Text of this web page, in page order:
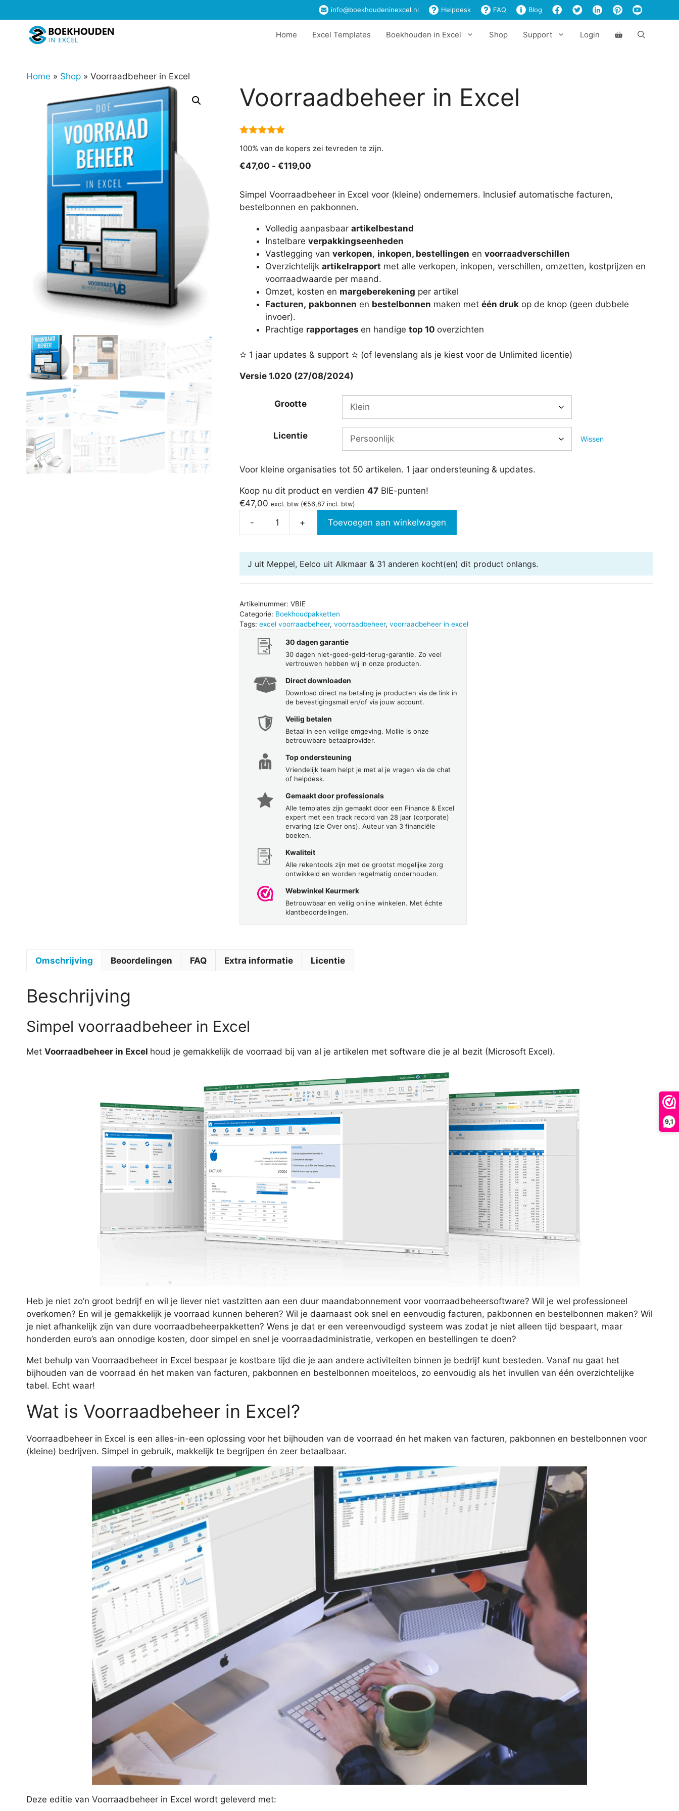
9,1
naar
info@boekhoudeninexcel.nl Helpdesk FAQ Blog
Home Excel Templates Boekhouden in Excel Shop Support Login
Home » Shop » Voorraadbeheer in Excel
Voorraadbeheer in Excel
100% van de kopers zei tevreden te zijn.
€47,00 - €119,00Prijsklasse:
tot
€119,00
Simpel Voorraadbeheer in Excel voor (kleine) ondernemers. Inclusief automatische facturen,
bestelbonnen en pakbonnen.
Volledig aanpasbaar artikelbestand
Instelbare verpakkingseenheden
Vastlegging van verkopen, inkopen, bestellingen en voorraadverschillen
Overzichtelijk artikelrapport met alle verkopen, inkopen, verschillen, omzetten, kostprijzen en
voorraadwaarde per maand.
Omzet, kosten en margeberekening per artikel
Facturen, pakbonnen en bestelbonnen maken met één drukop de knop (geen dubbele
invoer).
Prachtige rapportages en handige top 10 overzichten
✫ 1 jaar updates & support ✫ (of levenslang als je kiest voor de Unlimited licentie)
Versie 1.020 (27/08/2024)
Grootte
Licentie Wissen
Voor kleine organisaties tot 50 artikelen. 1 jaar ondersteuning & updates.
Koop nu dit product en verdien 47BIE-punten!
€47,00 excl. btw (€56,87incl. btw)
-
Voorraadbeheer
Excel
aantal
+ Toevoegen aan winkelwagen
J uit Meppel, Eelco uit Alkmaar & 31 anderenkocht(en) dit product onlangs.
Artikelnummer: VBIE
Categorie: Boekhoudpakketten
Tags: excel voorraadbeheer, voorraadbeheer, voorraadbeheer in excel
30 dagen garantie
30 dagen niet-goed-geld-terug-garantie. Zo veel
vertrouwen hebben wij in onze producten.
Direct downloaden
Download direct na betaling je producten via de link in
de bevestigingsmail en/of via jouw account.
Veilig betalen
Betaal in een veilige omgeving. Mollie is onze
betrouwbare betaalprovider.
Top ondersteuning
Vriendelijk team helpt je met al je vragen via de chat
of helpdesk.
Gemaakt door professionals
Alle templates zijn gemaakt door een Finance & Excel
expert met een track record van 28 jaar (corporate)
ervaring (zie Over ons). Auteur van 3 financiële
boeken.
Kwaliteit
Alle rekentools zijn met de grootst mogelijke zorg
ontwikkeld en worden regelmatig onderhouden.
Webwinkel Keurmerk
Betrouwbaar en veilig online winkelen. Met échte
klantbeoordelingen.
Omschrijving Beoordelingen FAQ Extra informatie Licentie
Beschrijving
Simpel voorraadbeheer in Excel
Met Voorraadbeheer in Excel houd je gemakkelijk de voorraad bij van al je artikelen met software die je al bezit (Microsoft Excel).
Heb je niet zo’n groot bedrijf en wil je liever niet vastzitten aan een duur maandabonnement voor voorraadbeheersoftware? Wil je wel professioneel
overkomen? En wil je gemakkelijk je voorraad kunnen beheren? Wil je daarnaast ook snel en eenvoudig facturen, pakbonnen en bestelbonnen maken? Wil
je niet afhankelijk zijn van dure voorraadbeheerpakketten? Wens je dat er een vereenvoudigd systeem was zodat je niet alleen tijd bespaart, maar
honderden euro’s aan onnodige kosten, door simpel en snel je voorraadadministratie, verkopen en bestellingen te doen?
Met behulp van Voorraadbeheer in Excel bespaar je kostbare tijd die je aan andere activiteiten binnen je bedrijf kunt besteden. Vanaf nu gaat het
bijhouden van de voorraad én het maken van facturen, pakbonnen en bestelbonnen moeiteloos, zo eenvoudig als het invullen van één overzichtelijke
tabel. Echt waar!
Wat is Voorraadbeheer in Excel?
Voorraadbeheer in Excel is een alles-in-een oplossing voor het bijhouden van de voorraad én het maken van facturen, pakbonnen en bestelbonnen voor
(kleine) bedrijven. Simpel in gebruik, makkelijk te begrijpen én zeer betaalbaar.
Deze editie van Voorraadbeheer in Excel wordt geleverd met:
€119,00